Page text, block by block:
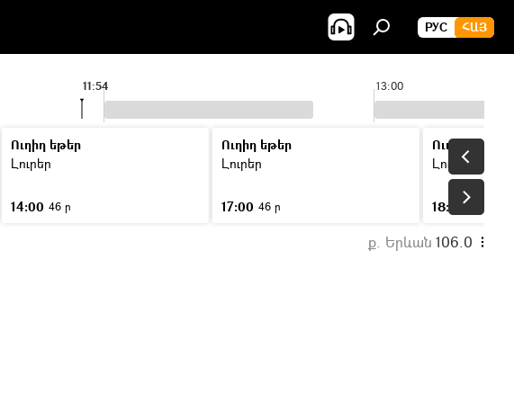
РУС ՀԱՅ
13:00
11:54
Ուղիղ եթեր
Լուրեր
14:00 46 ր
Ուղիղ եթեր
Լուրեր
17:00 46 ր
Ուղիղ եթեր
Լուրեր
18:00
ք. Երևան 106.0